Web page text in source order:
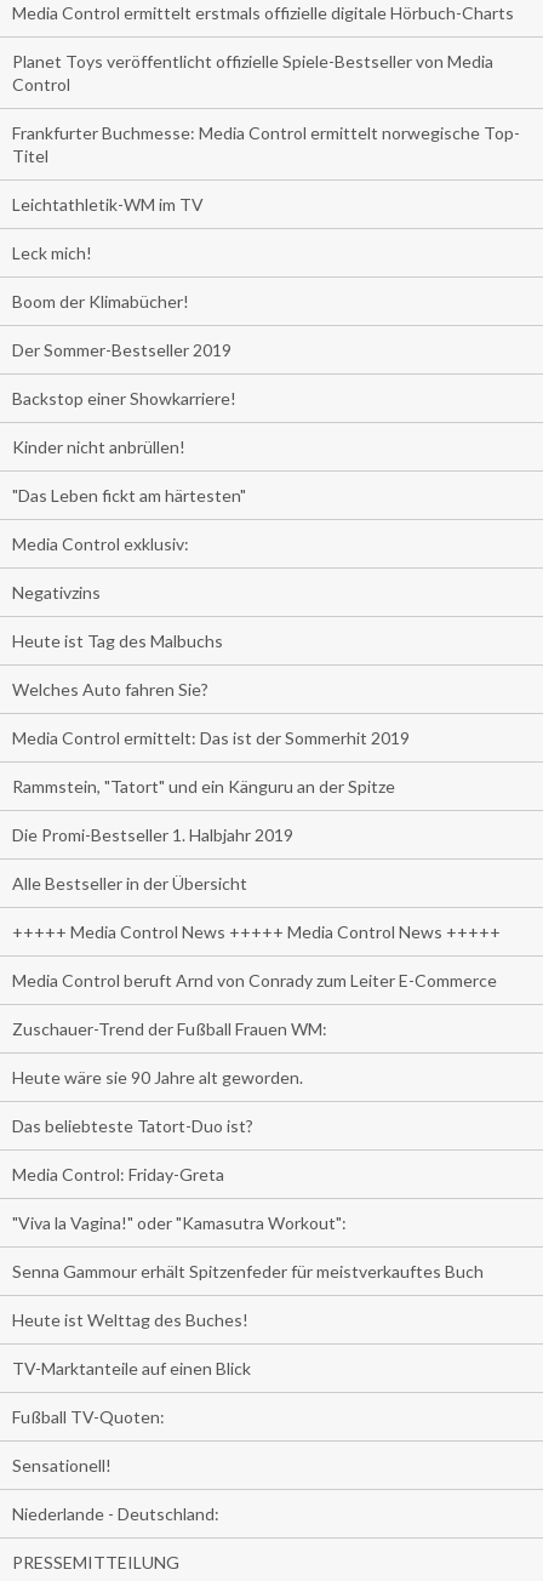
Media Control ermittelt erstmals offizielle digitale Hörbuch-Charts
Planet Toys veröffentlicht offizielle Spiele-Bestseller von Media
Control
Frankfurter Buchmesse: Media Control ermittelt norwegische Top-
Titel
Leichtathletik-WM im TV
Leck mich!
Boom der Klimabücher!
Der Sommer-Bestseller 2019
Backstop einer Showkarriere!
Kinder nicht anbrüllen!
"Das Leben fickt am härtesten"
Media Control exklusiv:
Negativzins
Heute ist Tag des Malbuchs
Welches Auto fahren Sie?
Media Control ermittelt: Das ist der Sommerhit 2019
Rammstein, "Tatort" und ein Känguru an der Spitze
Die Promi-Bestseller 1. Halbjahr 2019
Alle Bestseller in der Übersicht
+++++ Media Control News +++++ Media Control News +++++
Media Control beruft Arnd von Conrady zum Leiter E-Commerce
Zuschauer-Trend der Fußball Frauen WM:
Heute wäre sie 90 Jahre alt geworden.
Das beliebteste Tatort-Duo ist?
Media Control: Friday-Greta
"Viva la Vagina!" oder "Kamasutra Workout":
Senna Gammour erhält Spitzenfeder für meistverkauftes Buch
Heute ist Welttag des Buches!
TV-Marktanteile auf einen Blick
Fußball TV-Quoten:
Sensationell!
Niederlande - Deutschland:
PRESSEMITTEILUNG